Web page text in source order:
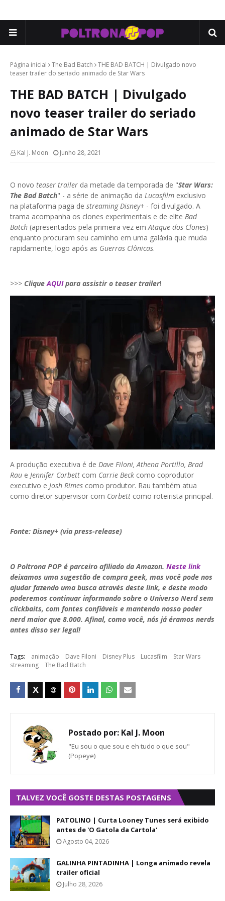
Página inicial The Bad Batch
THE BAD BATCH | Divulgado novo
teaser trailer do seriado animado de Star Wars
THE BAD BATCH | Divulgado
novo teaser trailer do seriado
animado de Star Wars
Kal J. Moon Junho 28, 2021
O novo teaser trailer da metade da temporada de "Star Wars:
The Bad Batch" - a série de animação da Lucasfilm exclusivo
na plataforma paga de streaming Disney+ - foi divulgado. A
trama acompanha os clones experimentais e de elite Bad
Batch (apresentados pela primeira vez emAtaque dos Clones)
enquanto procuram seu caminho em uma galáxia que muda
rapidamente, logo após as Guerras Clônicas.
>>> CliqueAQUIpara assistir o teaser trailer!
A produção executiva é de Dave Filoni, Athena Portillo, Brad
Rau e Jennifer Corbett com Carrie Beck como coprodutor
executivo e Josh Rimes como produtor. Rau também atua
como diretor supervisor com Corbett como roteirista principal.
Fonte: Disney+ (via press-release)
O Poltrona POP é parceiro afiliado da Amazon. Neste link
deixamos uma sugestão de compra geek, mas você pode nos
ajudar fazendo uma busca através deste link, e deste modo
poderemos continuar informando sobre o Universo Nerd sem
clickbaits, com fontes confiáveis e mantendo nosso poder
nerd maior que 8.000. Afinal, como você, nós já éramos nerds
antes disso ser legal!
Tags: animação Dave Filoni Disney Plus Lucasfilm
Star Wars
streaming
The Bad Batch
Postado por: Kal J. Moon
"Eu sou o que sou e eh tudo o que sou"
(Popeye)
TALVEZ VOCÊ GOSTE DESTAS POSTAGENS
PATOLINO | Curta Looney Tunes será exibido
antes de 'O Gatola da Cartola'
Agosto 04, 2026
GALINHA PINTADINHA | Longa animado revela
trailer oficial
Julho 28, 2026